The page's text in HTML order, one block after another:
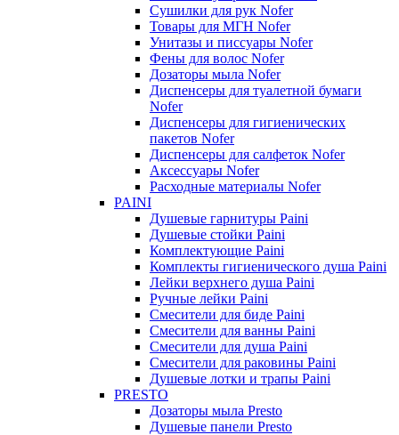
Сушилки для рук Nofer
Товары для МГН Nofer
Унитазы и писсуары Nofer
Фены для волос Nofer
Дозаторы мыла Nofer
Диспенсеры для туалетной бумаги
Nofer
Диспенсеры для гигиенических
пакетов Nofer
Диспенсеры для салфеток Nofer
Аксессуары Nofer
Расходные материалы Nofer
PAINI
Душевые гарнитуры Paini
Душевые стойки Paini
Комплектующие Paini
Комплекты гигиенического душа Paini
Лейки верхнего душа Paini
Ручные лейки Paini
Смесители для биде Paini
Смесители для ванны Paini
Смесители для душа Paini
Смесители для раковины Paini
Душевые лотки и трапы Paini
PRESTO
Дозаторы мыла Presto
Душевые панели Presto